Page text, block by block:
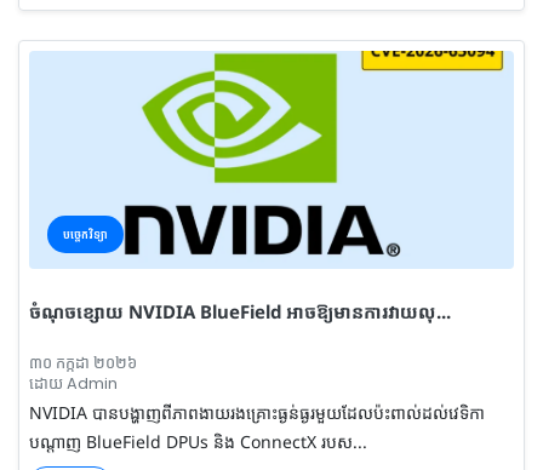
បច្ចេកវិទ្យា
ចំណុចខ្សោយ NVIDIA BlueField អាចឱ្យមានការវាយលុ...
៣០ កក្កដា ២០២៦
ដោយ Admin
NVIDIA បានបង្ហាញពីភាពងាយរងគ្រោះធ្ងន់ធ្ងរមួយដែលប៉ះពាល់ដល់វេទិកា
បណ្តាញ BlueField DPUs និង ConnectX របស...